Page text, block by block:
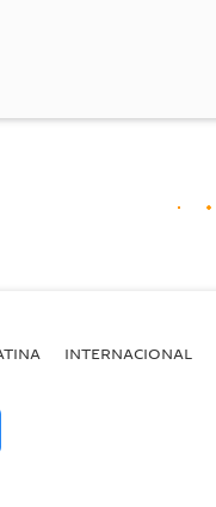
INTERNACIONAL